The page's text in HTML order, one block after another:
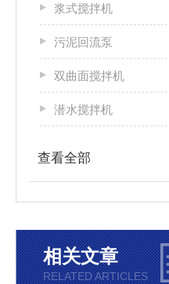
浆式搅拌机
污泥回流泵
双曲面搅拌机
潜水搅拌机
查看全部
相关文章
RELATED ARTICLES